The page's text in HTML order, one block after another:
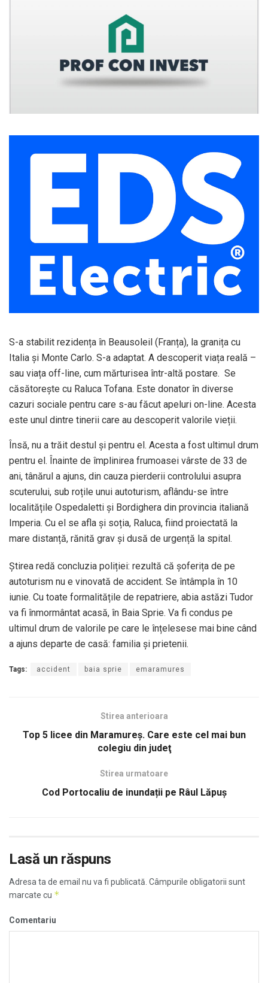
S-a stabilit rezidența în Beausoleil (Franța), la granița cu
Italia și Monte Carlo. S-a adaptat. A descoperit viața reală –
sau viața off-line, cum mărturisea într-altă postare. Se
căsătorește cu Raluca Tofana. Este donator în diverse
cazuri sociale pentru care s-au făcut apeluri on-line. Acesta
este unul dintre tinerii care au descoperit valorile vieții.
Însă, nu a trăit destul și pentru el. Acesta a fost ultimul drum
pentru el. Înainte de împlinirea frumoasei vârste de 33 de
ani, tânărul a ajuns, din cauza pierderii controlului asupra
scuterului, sub roțile unui autoturism, aflându-se între
localitățile Ospedaletti şi Bordighera din provincia italiană
Imperia. Cu el se afla și soția, Raluca, fiind proiectată la
mare distanță, rănită grav și dusă de urgență la spital.
Știrea redă concluzia poliției: rezultă că șoferița de pe
autoturism nu e vinovată de accident. Se întâmpla în 10
iunie. Cu toate formalitățile de repatriere, abia astăzi Tudor
va fi înmormântat acasă, în Baia Sprie. Va fi condus pe
ultimul drum de valorile pe care le înțelesese mai bine când
a ajuns departe de casă: familia și prietenii.
Tags: accident baia sprie emaramures
Stirea anterioara
Top 5 licee din Maramureş. Care este cel mai bun
colegiu din judeţ
Stirea urmatoare
Cod Portocaliu de inundații pe Râul Lăpuș
Lasă un răspuns
Adresa ta de email nu va fi publicată. Câmpurile obligatorii sunt
marcate cu *
Comentariu